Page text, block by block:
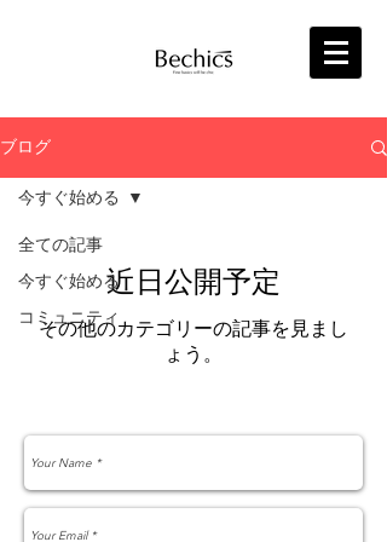
ブログ
全ての記事
今すぐ始める
コミュニティ
今すぐ始める
近日公開予定
その他のカテゴリーの記事を見まし
ょう。